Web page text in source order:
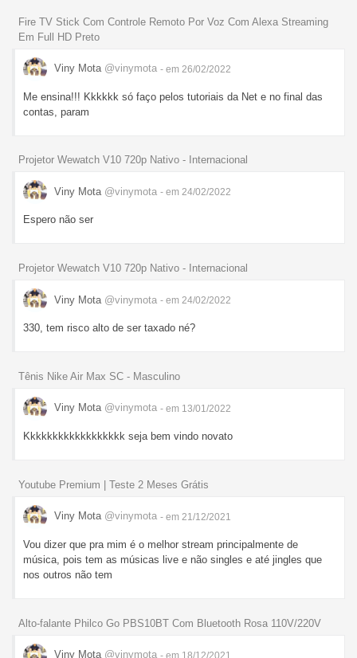
Fire TV Stick Com Controle Remoto Por Voz Com Alexa Streaming
Em Full HD Preto
Viny Mota @vinymota - em 26/02/2022
Me ensina!!! Kkkkkk só faço pelos tutoriais da Net e no final das
contas, param
Projetor Wewatch V10 720p Nativo - Internacional
Viny Mota @vinymota - em 24/02/2022
Espero não ser
Projetor Wewatch V10 720p Nativo - Internacional
Viny Mota @vinymota - em 24/02/2022
330, tem risco alto de ser taxado né?
Tênis Nike Air Max SC - Masculino
Viny Mota @vinymota - em 13/01/2022
Kkkkkkkkkkkkkkkkkk seja bem vindo novato
Youtube Premium | Teste 2 Meses Grátis
Viny Mota @vinymota - em 21/12/2021
Vou dizer que pra mim é o melhor stream principalmente de
música, pois tem as músicas live e não singles e até jingles que
nos outros não tem
Alto-falante Philco Go PBS10BT Com Bluetooth Rosa 110V/220V
Viny Mota @vinymota - em 18/12/2021